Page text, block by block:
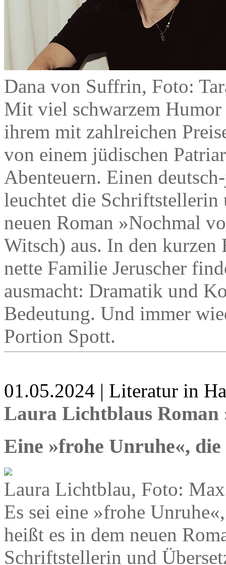
Dana von Suffrin, Foto:
Mit viel schwarzem
ihrem mit zahlreichen
von einem jüdischen
Abenteuern. Einen
leuchtet die
neuen Roman »Nochmal
Witsch) aus. In den kurzen
nette Familie Jeruscher
ausmacht: Dramatik und
Bedeutung. Und immer
Portion Spott.
01.05.2024 | Literatur in
Laura Lichtblaus Roman
Eine »frohe Unruhe«,
Laura Lichtblau, Foto:
Es sei eine »frohe
heißt es in dem neuen
Schriftstellerin und